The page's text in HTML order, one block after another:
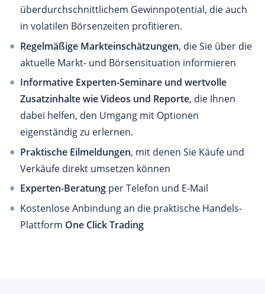
überdurchschnittlichem Gewinnpotential, die auch
in volatilen Börsenzeiten profitieren.
Regelmäßige Markteinschätzungen, die Sie über die
aktuelle Markt- und Börsensituation informieren
Informative Experten-Seminare und wertvolle
Zusatzinhalte wie Videos und Reporte, die Ihnen
dabei helfen, den Umgang mit Optionen
eigenständig zu erlernen.
Praktische Eilmeldungen, mit denen Sie Käufe und
Verkäufe direkt umsetzen können
Experten-Beratung per Telefon und E-Mail
Kostenlose Anbindung an die praktische Handels-
Plattform One Click Trading